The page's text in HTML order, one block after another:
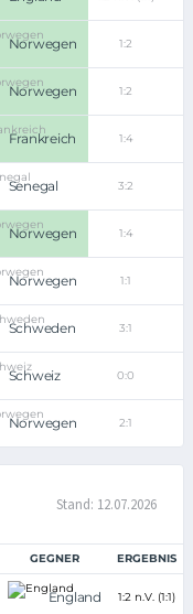
Norwegen 1:2
Norwegen 1:2
Frankreich 1:4
Senegal 3:2
Norwegen 1:4
Norwegen 1:1
Schweden 3:1
Schweiz 0:0
Norwegen 2:1
Stand: 12.07.2026
GEGNER ERGEBNIS
England 1:2 n.V. (1:1)